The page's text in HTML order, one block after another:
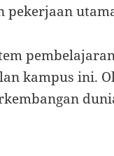
pekerjaan
kampus ini.